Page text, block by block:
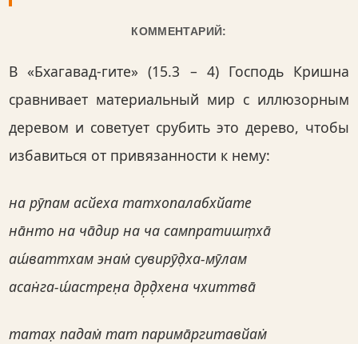
КОММЕНТАРИЙ:
В «Бхагавад-гите» (15.3 – 4) Господь Кришна
сравнивает материальный мир с иллюзорным
деревом и советует срубить это дерево, чтобы
избавиться от привязанности к нему:
на рӯпам асйеха татхопалабхйате
на̄нто на ча̄дир на ча сампратишт̣ха̄
аш́ваттхам энам̇ сувирӯд̣ха-мӯлам
асан̇га-ш́астрен̣а др̣д̣хена чхиттва̄
татах̣ падам̇ тат парима̄ргитавйам̇